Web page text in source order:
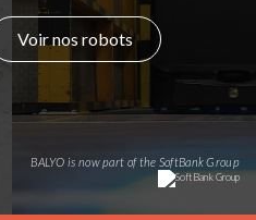
Voir nos robots
BALYO is now part of the SoftBank Group